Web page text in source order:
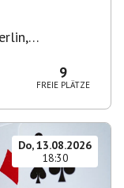
9
FREIE PLÄTZE
Do, 13.08.2026
18:30